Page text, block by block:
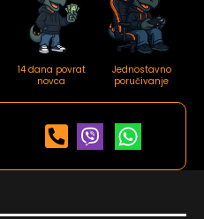
14 dana povrat
novca
Jednostavno
poručivanje